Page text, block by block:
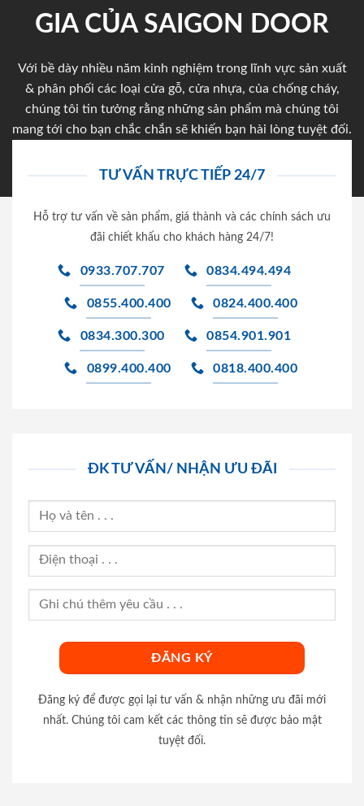
GIA CỦA SAIGON DOOR
Với bề dày nhiều năm kinh nghiệm trong lĩnh vực sản xuất
& phân phối các loại cửa gỗ, cửa nhựa, của chống cháy,
chúng tôi tin tưởng rằng những sản phẩm mà chúng tôi
mang tới cho bạn chắc chắn sẽ khiến bạn hài lòng tuyệt đối.
TƯ VẤN TRỰC TIẾP 24/7
Hỗ trợ tư vấn về sản phẩm, giá thành và các chính sách ưu
đãi chiết khấu cho khách hàng 24/7!
0933.707.707 0834.494.494
0855.400.400 0824.400.400
0834.300.300 0854.901.901
0899.400.400 0818.400.400
ĐK TƯ VẤN/ NHẬN ƯU ĐÃI
Đăng ký để được gọi lại tư vấn & nhận những ưu đãi mới
nhất. Chúng tôi cam kết các thông tin sẽ được bảo mật
tuyệt đối.